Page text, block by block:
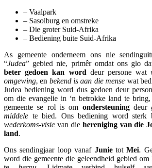
– Vaalpark
– Sasolburg en omstreke
– Die groter Suid-Afrika
– Bediening buite Suid-Afrika
As gemeente onderneem ons nie
“Judea” gebied nie, primêr omdat ons glo
beter gedoen kan word deur persone wat
omgewing, en bekend is aan die mense wat
Judea bediening word dus gedoen deur
om die evangelie in ‘n betrokke land te
gemeente se rol is om ondersteuningdeur
middele te bied. Ons bediening word sterk
wederkoms-visie van die hereniging van die
land.
Ons sendingjaar loop vanaf JunietotMei.
word die gemeente die geleendheid gebied om